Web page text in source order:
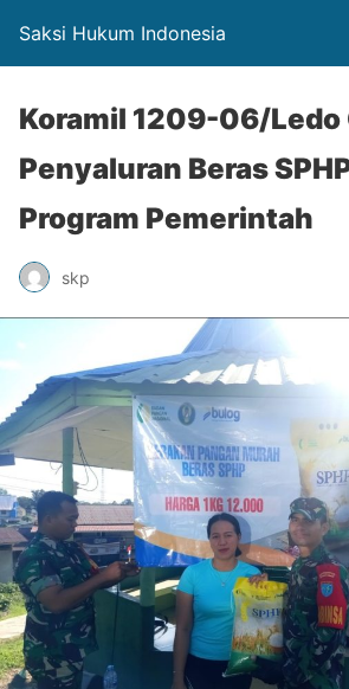
Saksi Hukum Indonesia
Koramil 1209-06/Ledo
Penyaluran Beras
Program Pemerintah
skp